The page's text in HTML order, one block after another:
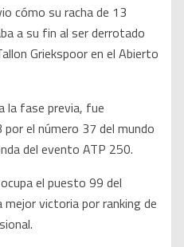
cómo su racha de 13
a su fin al ser derrotado
Griekspoor en el Abierto
la fase previa, fue
el número 37 del mundo
del evento ATP 250.
el puesto 99 del
victoria por ranking de